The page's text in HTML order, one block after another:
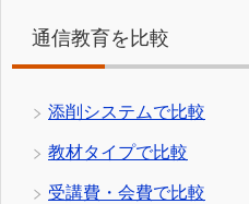
通信教育を比較
添削システムで比較
教材タイプで比較
受講費・会費で比較